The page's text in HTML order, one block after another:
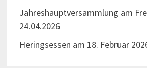
Jahreshauptversammlung am
24.04.2026
Heringsessen am 18. Februar